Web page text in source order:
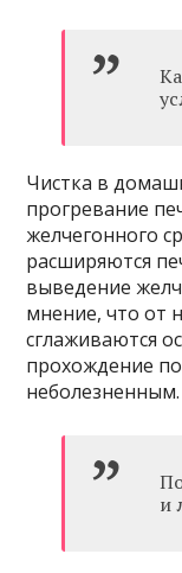
Чистка в
прогревание
желчегонного
расширяются
выведение
мнение, что от
сглаживаются
прохождение
неболезненным.
и